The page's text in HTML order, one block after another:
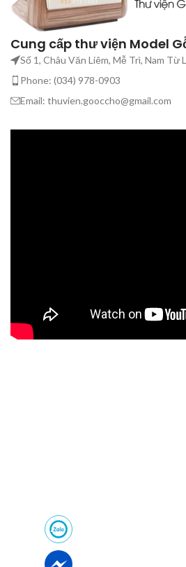
Cung cấp thư viện Model
Số 1, Châu Văn Liêm, Mễ Trì, Nam Từ
Phone: (034) 978-0903
Email: thuvien.gooccho@gmail.com